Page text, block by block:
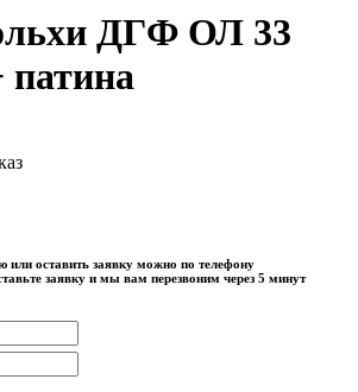
ДГФ ОЛ 33
патина
или оставить заявку можно по телефону
заявку и мы вам перезвоним через 5 минут